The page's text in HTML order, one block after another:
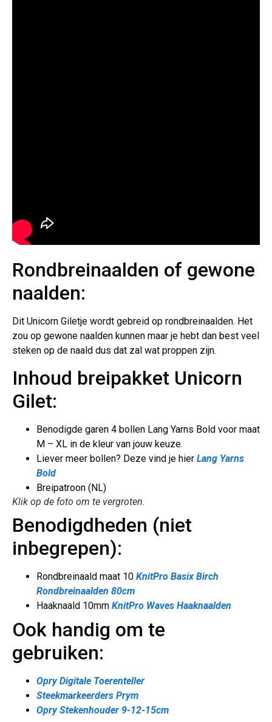
Rondbreinaalden of gewone
naalden:
Dit Unicorn Giletje wordt gebreid op rondbreinaalden. Het
zou op gewone naalden kunnen maar je hebt dan best veel
steken op de naald dus dat zal wat proppen zijn.
Inhoud breipakket Unicorn
Gilet:
Benodigde garen 4 bollen Lang Yarns Bold voor maat
M – XL in de kleur van jouw keuze.
Liever meer bollen? Deze vind je hier Lang Yarns
Bold
Breipatroon (NL)
Klik op de foto om te vergroten.
Benodigdheden (niet
inbegrepen):
Rondbreinaald maat 10 KnitPro Basix Birch
Rondbreinaalden 80cm
Haaknaald 10mm KnitPro Waves Haaknaalden
Ook handig om te
gebruiken:
Opry Digitale Toerenteller
Steekmarkeerders Prym
Opry Stekenhouder 9-12-15cm